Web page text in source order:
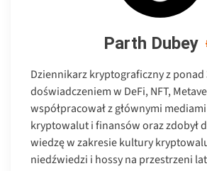
Parth Dubey
Dziennikarz kryptograficzny z
doświadczeniem w DeFi, NFT,
współpracował z głównymi
kryptowalut i finansów oraz zdobył
wiedzę w zakresie kultury
niedźwiedzi i hossy na przestrzeni